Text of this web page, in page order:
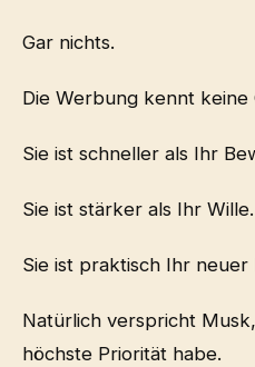
Gar nichts.
Die Werbung kennt keine
Sie ist schneller als Ihr
Sie ist stärker als Ihr Wille.
Sie ist praktisch Ihr
Natürlich verspricht
höchste Priorität habe.